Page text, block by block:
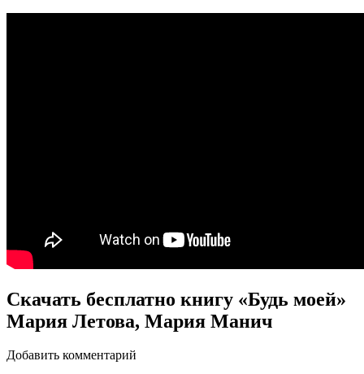
Скачать бесплатно книгу «Будь моей»
Мария Летова, Мария Манич
Добавить комментарий